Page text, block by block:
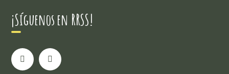
¡Síguenos en RRSS!